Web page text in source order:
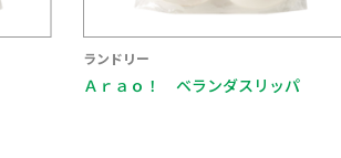
ランドリー
Ａｒａｏ！ ベランダスリッパ